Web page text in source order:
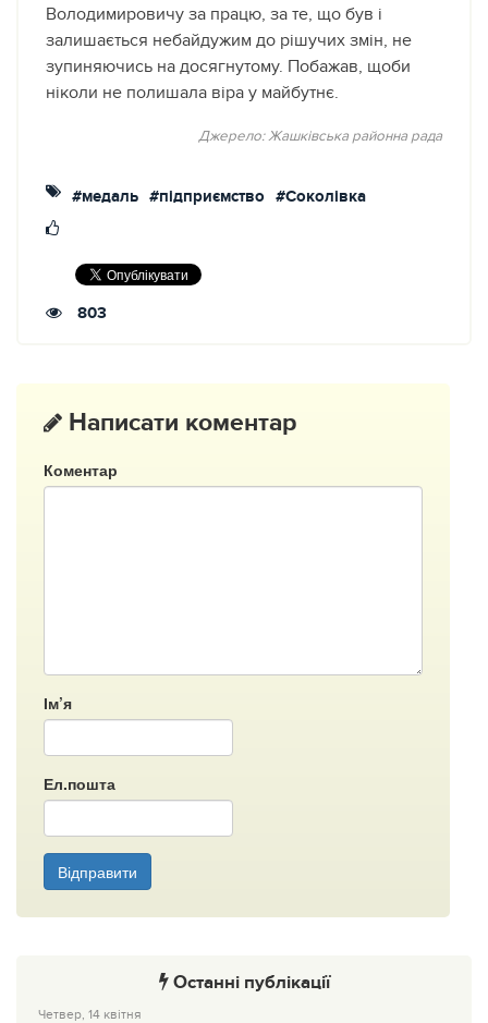
Володимировичу за працю, за те, що був і
залишається небайдужим до рішучих змін, не
зупиняючись на досягнутому. Побажав, щоби
ніколи не полишала віра у майбутнє.
Джерело: Жашківська районна рада
#медаль #підприємство #Соколівка
803
Написати коментар
Коментар
Ім’я
Ел.пошта
Відправити
Останні публікації
Четвер, 14 квітня